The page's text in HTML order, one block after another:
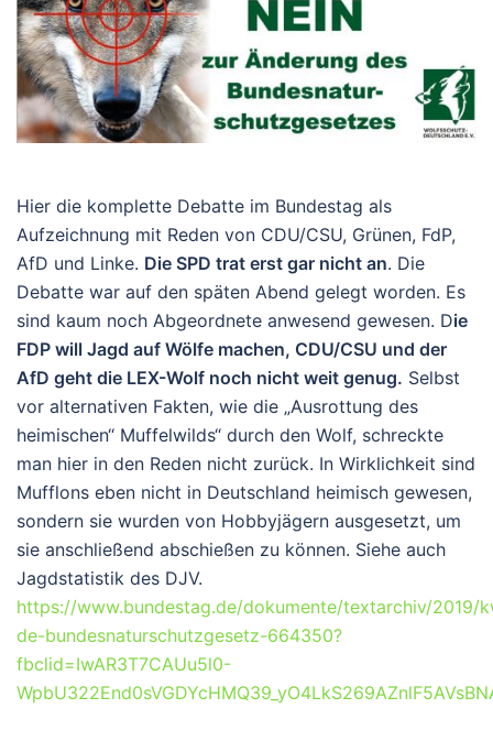
Hier die komplette Debatte im Bundestag als
Aufzeichnung mit Reden von CDU/CSU, Grünen, FdP,
AfD und Linke. Die SPD trat erst gar nicht an. Die
Debatte war auf den späten Abend gelegt worden. Es
sind kaum noch Abgeordnete anwesend gewesen. Die
FDP will Jagd auf Wölfe machen, CDU/CSU und der
AfD geht die LEX-Wolf noch nicht weit genug. Selbst
vor alternativen Fakten, wie die „Ausrottung des
heimischen“ Muffelwilds“ durch den Wolf, schreckte
man hier in den Reden nicht zurück. In Wirklichkeit sind
Mufflons eben nicht in Deutschland heimisch gewesen,
sondern sie wurden von Hobbyjägern ausgesetzt, um
sie anschließend abschießen zu können. Siehe auch
Jagdstatistik des DJV.
https://www.bundestag.de/dokumente/textarchiv/2019/
de-bundesnaturschutzgesetz-664350?
fbclid=IwAR3T7CAUu5l0-